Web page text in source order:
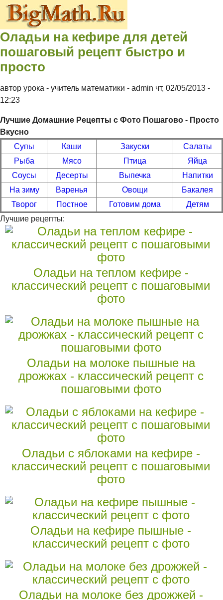
Перейти к основному содержанию
Контрольные
по
математике 4
Оладьи на кефире для детей
пошаговый рецепт быстро и
просто
автор урока - учитель математики - admin чт, 02/05/2013 -
12:23
Лучшие Домашние Рецепты с Фото Пошагово - Просто
Вкусно
Супы
Каши Закуски
Салаты
Рыба
Мясо Птица
Яйца
Соусы
Десерты Выпечка
Напитки
На зиму
Варенья Овощи
Бакалея
Творог
Постное Готовим дома
Детям
Лучшие рецепты:
Оладьи на теплом кефире -
классический рецепт с пошаговыми
фото
Оладьи на молоке пышные на
дрожжах - классический рецепт с
пошаговыми фото
Оладьи с яблоками на кефире -
классический рецепт с пошаговыми
фото
Оладьи на кефире пышные -
классический рецепт с фото
Оладьи на молоке без дрожжей -